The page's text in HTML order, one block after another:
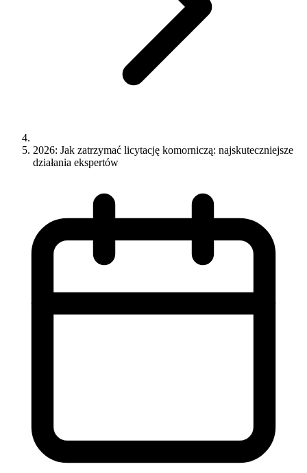
2026: Jak zatrzymać licytację komorniczą: najskuteczniejsze
działania ekspertów